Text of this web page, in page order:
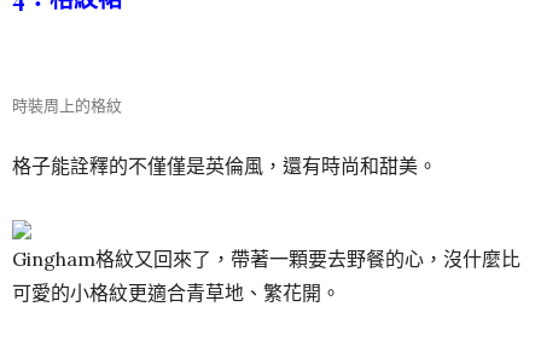
時裝周上的格紋
格子能詮釋的不僅僅是英倫風，還有時尚和甜美。
Gingham格紋又回來了，帶著一顆要去野餐的心，沒什麼比
可愛的小格紋更適合青草地、繁花開。